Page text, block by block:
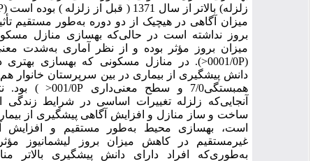
زلزله) بالاتر از سال 1371 ( قبل از زلزله ) بوده است (0001/0P<). اما
آگاهی در هیچیک از دو دوره به‌طور مستقیم تأثیری در میزان
نداشته است در حالی‌که بهسازی منازل مسکونی در کاهش
بروز مؤثر بوده و از نظر آماری به‌شدت معنی‌دار می‌باشد
(0001/0P<). در منازل مسکونی که بهسازی بهتری داشتند، سطح
پیشگیری از بیماری در بین سرپرستان خانوار هم بالاتر (ضریب
همبستگی7/0 و سطح معنی‌داری 001/0P< ) بود. نتیجه‌گیری: از
زلزله تغییرات اساسی در شرایط زندگی از جمله نحوه
و ساز منازل و افزایش آگاهی پیشگیری از بیماری ایجاد نموده
بهسازی محیط به‌طور مستقیم و افزایش آگاهی به‌طور
در کاهش میزان بروز لیشمانیوز مؤثر بوده است.
افراد دارای دانش پیشگیری بالاتر منازل مسکونی